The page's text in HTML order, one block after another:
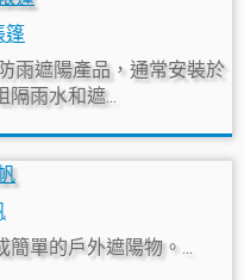
篷
雨遮陽產品，通常安裝於
隔雨水和遮...
單的戶外遮陽物。...